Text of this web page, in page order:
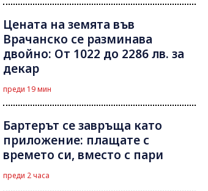
Цената на земята във
Врачанско се разминава
двойно: От 1022 до 2286 лв. за
декар
преди 19 мин
Бартерът се завръща като
приложение: плащате с
времето си, вместо с пари
преди 2 часа